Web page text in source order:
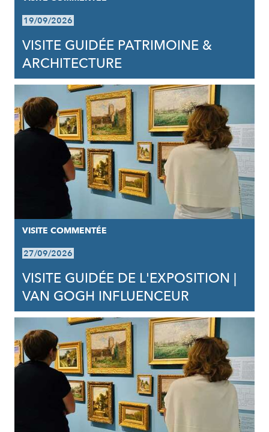
19/09/2026
VISITE GUIDÉE PATRIMOINE &
ARCHITECTURE
VISITE COMMENTÉE
27/09/2026
VISITE GUIDÉE DE L'EXPOSITION |
VAN GOGH INFLUENCEUR